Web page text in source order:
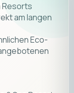
Resorts
am langen
Eco-